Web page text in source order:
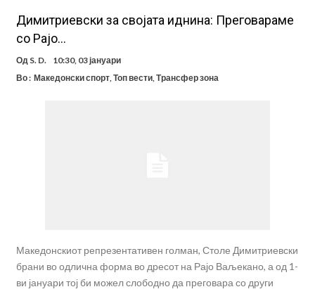
Димитриевски за својата иднина: Преговараме
со Рајо…
Од S. D.
10:30, 03 јануари
Во : Македонски спорт,Топ вести,Трансфер зона
Македонскиот репрезентативен голман, Столе Димитриевски
брани во одлична форма во дресот на Рајо Ваљекано, а од 1-
ви јануари тој би можел слободно да преговара со други